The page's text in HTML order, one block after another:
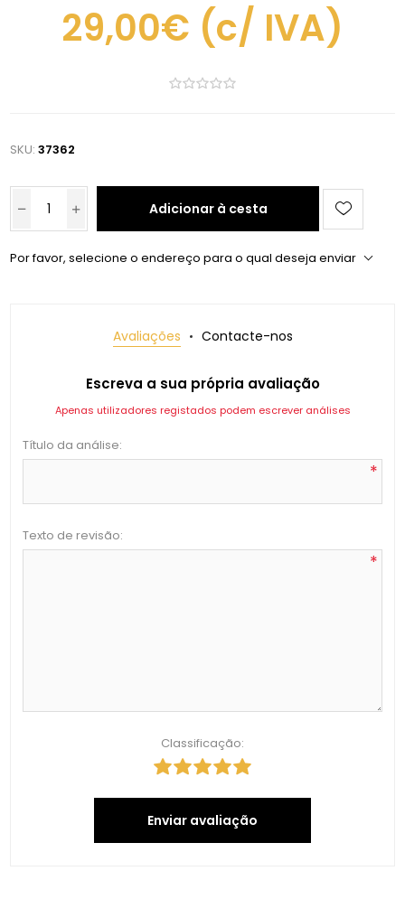
29,00€ (c/ IVA)
SKU: 37362
Adicionar à cesta
Por favor, selecione o endereço para o qual deseja enviar
Avaliações Contacte-nos
Escreva a sua própria avaliação
Apenas utilizadores registados podem escrever análises
Título da análise:
*
Texto de revisão:
*
Classificação:
Enviar avaliação